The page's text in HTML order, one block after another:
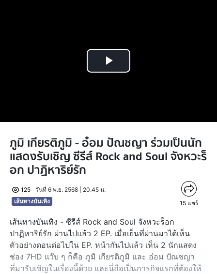
Play
ภูมิ เกียรติภูมิ - อ๋อม ปัณชญา ร่วมเป็นนัก
แสดงรับเชิญ ซีรีส์ Rock and Soul จังหวะร็
อก ปาฏิหาริย์รัก
125
วันที่ 6 พ.ย. 2568 | 20.45 น.
เส้นทางบันเทิง
15 แชร์
เส้นทางบันเทิง - ซีรีส์ Rock and Soul จังหวะร็อก
ปาฏิหาริย์รัก ผ่านไปแล้ว 2 EP. เมื่อเย็นที่ผ่านมาได้เห็น
ตัวอย่างตอนต่อไปใน EP. หน้ากันไปแล้ว เห็น 2 นักแสดง
ช่อง 7HD แว๊บ ๆ ก็คือ ภูมิ เกียรติภูมิ และ อ๋อม ปัณชญา
ที่มารับเชิญในเรื่องนี้ด้วย และนี่ถือเป็นภารกิจแรกที่ต้องให้